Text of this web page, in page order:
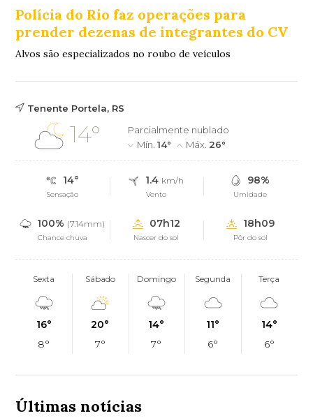
Polícia do Rio faz operações para
prender dezenas de integrantes do CV
Alvos são especializados no roubo de veículos
Tenente Portela, RS
14°
Parcialmente nublado
Mín.14° Máx. 26°
14°
Sensação
1.4 km/h
Vento
98%
Umidade
100% (7.14mm)
Chance chuva
07h12
Nascer do sol
18h09
Pôr do sol
Sexta
16°
8°
Sábado
20°
7°
Domingo
14°
7°
Segunda
11°
6°
Terça
14°
6°
Últimas notícias